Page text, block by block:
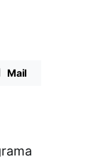
Mail